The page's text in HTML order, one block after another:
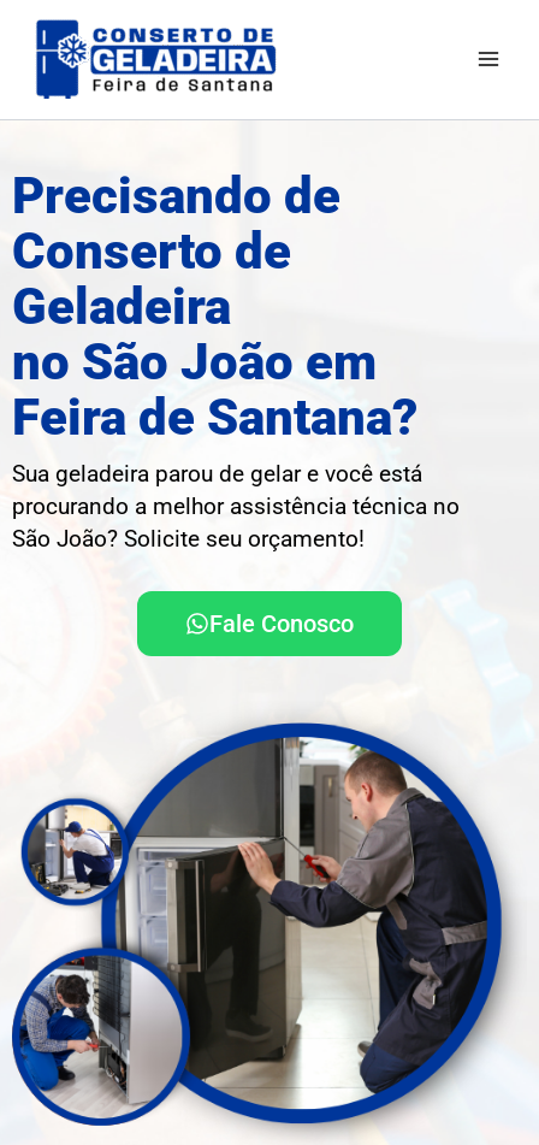
para
Precisando de
Conserto de
Geladeira
no São João em
Feira de Santana?
Sua geladeira parou de gelar e você está
procurando a melhor assistência técnica no
São João? Solicite seu orçamento!
Fale Conosco